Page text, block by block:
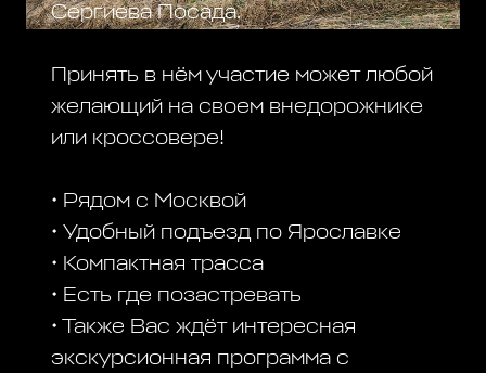
Сергиева Посада.
Принять в нём участие может любой
желающий на своем внедорожнике
или кроссовере!
• Рядом с Москвой
• Удобный подъезд по Ярославке
• Компактная трасса
• Есть где позастревать
• Также Вас ждёт интересная
экскурсионная программа с